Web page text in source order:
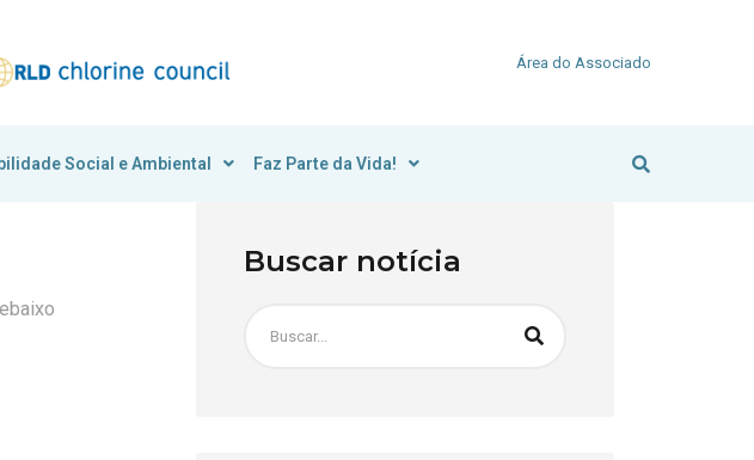
Área do Associado
Social e Ambiental Faz Parte da Vida!
Buscar notícia